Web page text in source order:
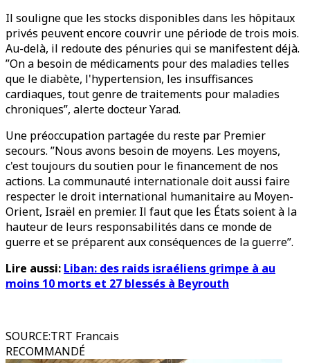
Il souligne que les stocks disponibles dans les hôpitaux
privés peuvent encore couvrir une période de trois mois.
Au-delà, il redoute des pénuries qui se manifestent déjà.
”On a besoin de médicaments pour des maladies telles
que le diabète, l'hypertension, les insuffisances
cardiaques, tout genre de traitements pour maladies
chroniques”, alerte docteur Yarad.
Une préoccupation partagée du reste par Premier
secours. ”Nous avons besoin de moyens. Les moyens,
c'est toujours du soutien pour le financement de nos
actions. La communauté internationale doit aussi faire
respecter le droit international humanitaire au Moyen-
Orient, Israël en premier. Il faut que les États soient à la
hauteur de leurs responsabilités dans ce monde de
guerre et se préparent aux conséquences de la guerre”.
Lire aussi: Liban: des raids israéliens grimpe à au
moins 10 morts et 27 blessés à Beyrouth
SOURCE:TRT Francais
RECOMMANDÉ